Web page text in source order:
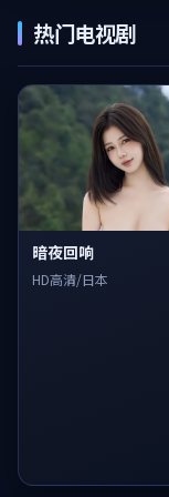
热门电视剧
暗夜回响
HD高清/日本